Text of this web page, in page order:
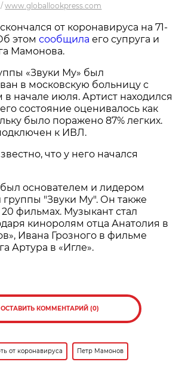
/www.globallookpress.com
от коронавируса на 71-
этомсообщила его супруга и
Мамонова.
«Звуки Му» был
в московскую больницу с
начале июля. Артист находился
состояние оценивалось как
было поражено 87% легких.
к ИВЛ.
что у него начался
основателем и лидером
группы "Звуки Му". Он также
фильмах. Музыкант стал
киноролям отца Анатолия в
Ивана Грозного в фильме
Артура в «Игле».
ОСТАВИТЬ КОММЕНТАРИЙ (0)
от коронавируса Петр Мамонов